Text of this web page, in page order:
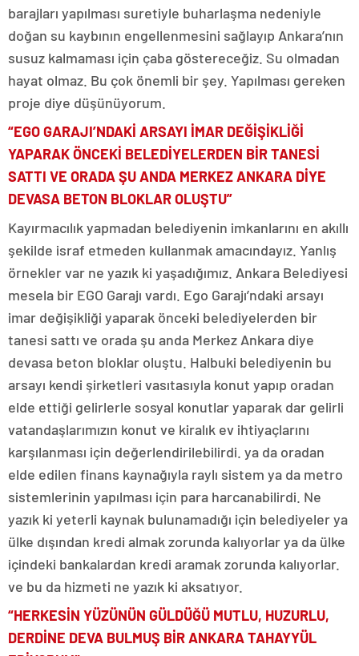
barajları yapılması suretiyle buharlaşma nedeniyle
doğan su kaybının engellenmesini sağlayıp Ankara’nın
susuz kalmaması için çaba göstereceğiz. Su olmadan
hayat olmaz. Bu çok önemli bir şey. Yapılması gereken
proje diye düşünüyorum.
“EGO GARAJI’NDAKİ ARSAYI İMAR DEĞİŞİKLİĞİ
YAPARAK ÖNCEKİ BELEDİYELERDEN BİR TANESİ
SATTI VE ORADA ŞU ANDA MERKEZ ANKARA DİYE
DEVASA BETON BLOKLAR OLUŞTU”
Kayırmacılık yapmadan belediyenin imkanlarını en akıllı
şekilde israf etmeden kullanmak amacındayız. Yanlış
örnekler var ne yazık ki yaşadığımız. Ankara Belediyesi
mesela bir EGO Garajı vardı. Ego Garajı’ndaki arsayı
imar değişikliği yaparak önceki belediyelerden bir
tanesi sattı ve orada şu anda Merkez Ankara diye
devasa beton bloklar oluştu. Halbuki belediyenin bu
arsayı kendi şirketleri vasıtasıyla konut yapıp oradan
elde ettiği gelirlerle sosyal konutlar yaparak dar gelirli
vatandaşlarımızın konut ve kiralık ev ihtiyaçlarını
karşılanması için değerlendirilebilirdi. ya da oradan
elde edilen finans kaynağıyla raylı sistem ya da metro
sistemlerinin yapılması için para harcanabilirdi. Ne
yazık ki yeterli kaynak bulunamadığı için belediyeler ya
ülke dışından kredi almak zorunda kalıyorlar ya da ülke
içindeki bankalardan kredi aramak zorunda kalıyorlar.
ve bu da hizmeti ne yazık ki aksatıyor.
“HERKESİN YÜZÜNÜN GÜLDÜĞÜ MUTLU, HUZURLU,
DERDİNE DEVA BULMUŞ BİR ANKARA TAHAYYÜL